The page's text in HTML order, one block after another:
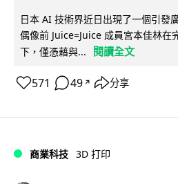
日本 AI 技術界近日出現了一個引發
偶像前 Juice=Juice 成員宮本佳林在
下，僅憑藉與...
閱讀全文
571 49 ↗ 分享
商業科技 3D 打印